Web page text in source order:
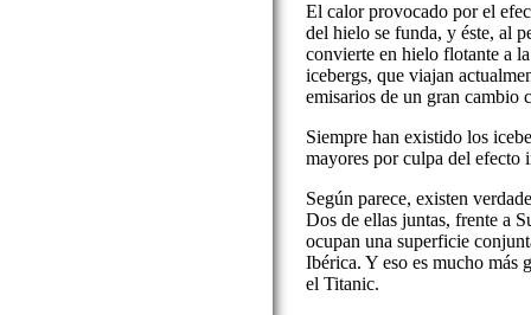
El calor provocado por el
del hielo se funda, y éste, al
convierte en hielo flotante a
icebergs, que viajan
emisarios de un gran cambio
Siempre han existido los
mayores por culpa del efecto
Según parece, existen
Dos de ellas juntas, frente a
ocupan una superficie
Ibérica. Y eso es mucho más
el Titanic.